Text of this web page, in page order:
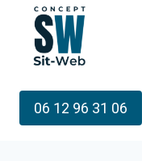
contenu
06 12 96 31 06